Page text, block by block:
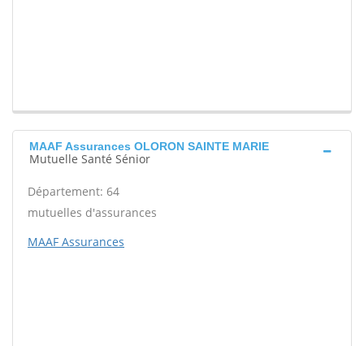
MAAF Assurances OLORON SAINTE MARIE
Mutuelle Santé Sénior
Département: 64
mutuelles d'assurances
MAAF Assurances